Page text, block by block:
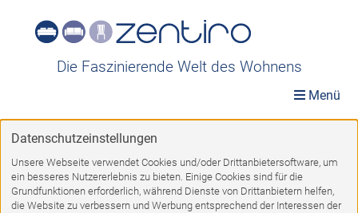
Die Faszinierende Welt des Wohnens
Menü
Stapelstühle
Datenschutzeinstellungen
Unsere Webseite verwendet Cookies und/oder Drittanbietersoftware, um
ein besseres Nutzererlebnis zu bieten. Einige Cookies sind für die
Grundfunktionen erforderlich, während Dienste von Drittanbietern helfen,
die Website zu verbessern und Werbung entsprechend der Interessen der